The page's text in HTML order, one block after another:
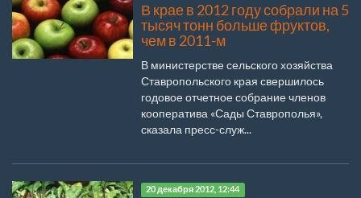
В крае в 2012 году собрали на 5
тысяч тонн больше фруктов,
чем в 2011-м
В министерстве сельского хозяйства
Ставропольского края свершилось
годовое отчетное собрание членов
кооператива «Сады Ставрополья»,
сказала пресс-служ...
20 декабря 2012, 12:44